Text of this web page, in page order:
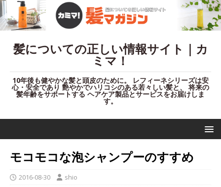
髪についての正しい情報サイト｜カ
ミマ！
10年後も健やかな髪と頭皮のために。 レフィーネシリーズは安
心・安全であり 艶やかでハリコシのある若々しい髪と、 将来の
髪年齢をサポートする ヘアケア製品とサービスをお届けしま
す。
モコモコな泡シャンプーのすすめ
2016-08-30 shio